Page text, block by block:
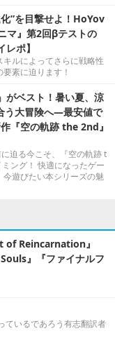
”を目撃せよ！HoYov
マ』第2回βテストの
レポ】
ルによってさらに戦略性
素に迫ります！
がベスト！暑い夏、涼
う大冒険へ―最安値で
『空の軌跡 the 2nd』
迫る今こそ、『空の軌跡 t
ング！ 快適になったゲー
遊びたい本シリーズの魅
of Reincarnation』
』『ファイナルフ
ているであろう有志翻訳者